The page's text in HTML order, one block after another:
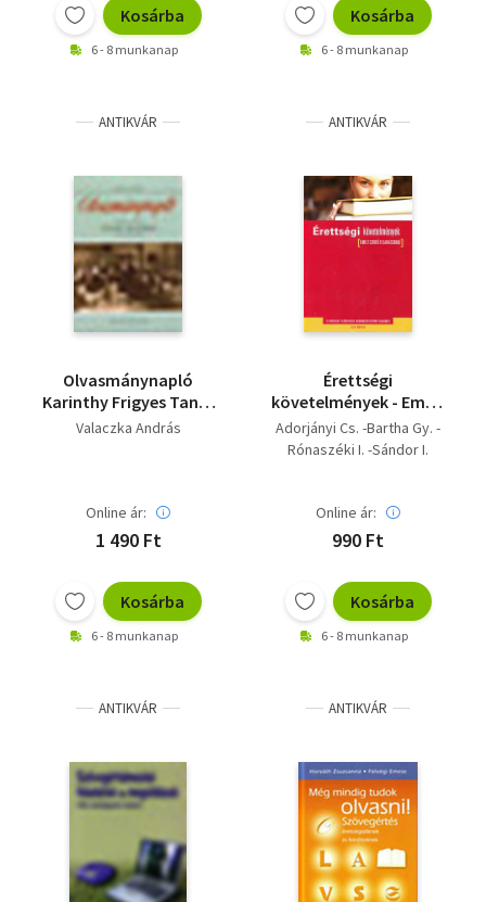
Kosárba
6 - 8 munkanap
Kosárba
6 - 8 munkanap
ANTIKVÁR
Olvasmánynapló
Karinthy Frigyes Tanár
úr kérem című
Valaczka András
Online ár:
1 490 Ft
Kosárba
6 - 8 munkanap
ANTIKVÁR
Érettségi
követelmények - Emelt
szintű feladatsorok
Adorjányi Cs. -Bartha Gy. -
Rónaszéki I. -Sándor I.
Online ár:
990 Ft
Kosárba
6 - 8 munkanap
ANTIKVÁR ANTIKVÁR